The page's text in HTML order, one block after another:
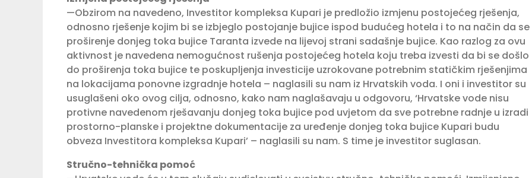
—Obzirom na navedeno, Investitor kompleksa Kupari je predložio izmjenu postojećeg rješenja,
odnosno rješenje kojim bi se izbjeglo postojanje bujice ispod budućeg hotela i to na način da se
proširenje donjeg toka bujice Taranta izvede na lijevoj strani sadašnje bujice. Kao razlog za ovu
aktivnost je navedena nemogućnost rušenja postojećeg hotela koju treba izvesti da bi se došlo
do proširenja toka bujice te poskupljenja investicije uzrokovane potrebnim statičkim rješenjima
na lokacijama ponovne izgradnje hotela – naglasili su nam iz Hrvatskih voda. I oni i investitor su
usuglašeni oko ovog cilja, odnosno, kako nam naglašavaju u odgovoru, ‘Hrvatske vode nisu
protivne navedenom rješavanju donjeg toka bujice pod uvjetom da sve potrebne radnje u izradi
prostorno-planske i projektne dokumentacije za uređenje donjeg toka bujice Kupari budu
obveza Investitora kompleksa Kupari’ – naglasili su nam. S time je investitor suglasan.
Stručno-tehnička pomoć